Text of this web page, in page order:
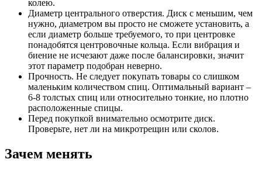
колею.
Диаметр центрального отверстия. Диск с меньшим, чем
нужно, диаметром вы просто не сможете установить, а
если диаметр больше требуемого, то при центровке
понадобятся центровочные кольца. Если вибрация и
биение не исчезают даже после балансировки, значит
этот параметр подобран неверно.
Прочность. Не следует покупать товары со слишком
маленьким количеством спиц. Оптимальный вариант –
6-8 толстых спиц или относительно тонкие, но плотно
расположенные спицы.
Перед покупкой внимательно осмотрите диск.
Проверьте, нет ли на микротрещин или сколов.
Зачем менять